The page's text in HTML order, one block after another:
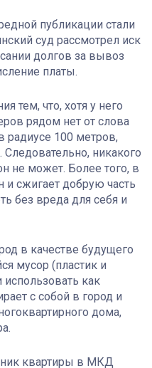
публикации стали
суд рассмотрел иск
долгов за вывоз
платы.
тем, что, хотя у него
рядом нет от слова
радиусе 100 метров,
никакого
не может. Более того, в
и сжигает добрую часть
без вреда для себя и
в качестве будущего
мусор (пластик и
использовать как
с собой в город и
дома,
квартиры в МКД